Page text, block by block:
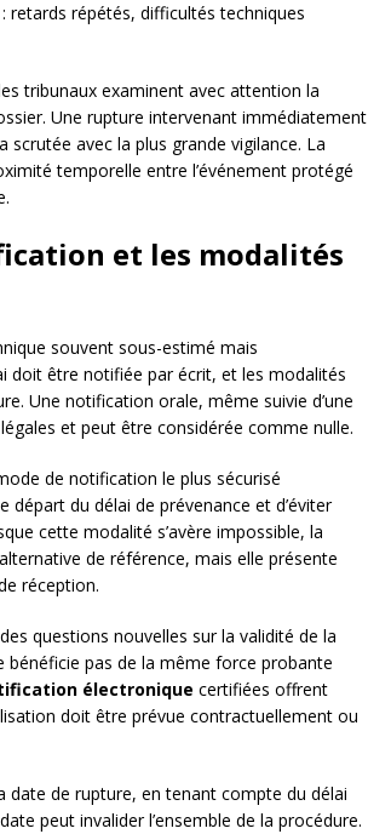
répétés, difficultés techniques
tribunaux examinent avec attention la
Une rupture intervenant immédiatement
scrutée avec la plus grande vigilance. La
temporelle entre l’événement protégé
et les modalités
souvent sous-estimé mais
doit être notifiée par écrit, et les modalités
Une notification orale, même suivie d’une
et peut être considérée comme nulle.
de notification le plus sécurisé
du délai de prévenance et d’éviter
cette modalité s’avère impossible, la
de référence, mais elle présente
réception.
questions nouvelles sur la validité de la
pas de la même force probante
électronique certifiées offrent
doit être prévue contractuellement ou
de rupture, en tenant compte du délai
peut invalider l’ensemble de la procédure.